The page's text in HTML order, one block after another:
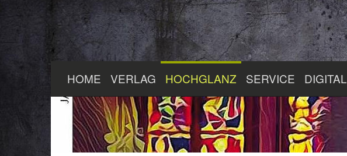
Hauptinhalt
HOME VERLAG HOCHGLANZ SERVICE DIGITAL